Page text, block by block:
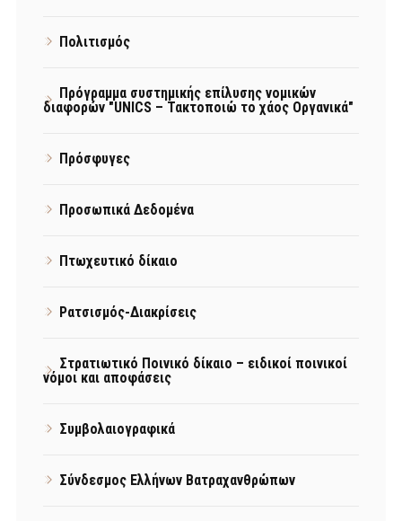
Πολιτισμός
Πρόγραμμα συστημικής επίλυσης νομικών
διαφορών "UNICS – Τακτοποιώ το χάος Οργανικά"
Πρόσφυγες
Προσωπικά Δεδομένα
Πτωχευτικό δίκαιο
Ρατσισμός-Διακρίσεις
Στρατιωτικό Ποινικό δίκαιο – ειδικοί ποινικοί
νόμοι και αποφάσεις
Συμβολαιογραφικά
Σύνδεσμος Ελλήνων Βατραχανθρώπων